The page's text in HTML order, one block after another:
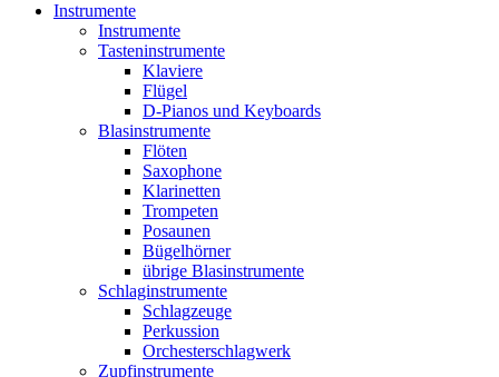
Instrumente
Instrumente
Tasteninstrumente
Klaviere
Flügel
D-Pianos und Keyboards
Blasinstrumente
Flöten
Saxophone
Klarinetten
Trompeten
Posaunen
Bügelhörner
übrige Blasinstrumente
Schlaginstrumente
Schlagzeuge
Perkussion
Orchesterschlagwerk
Zupfinstrumente